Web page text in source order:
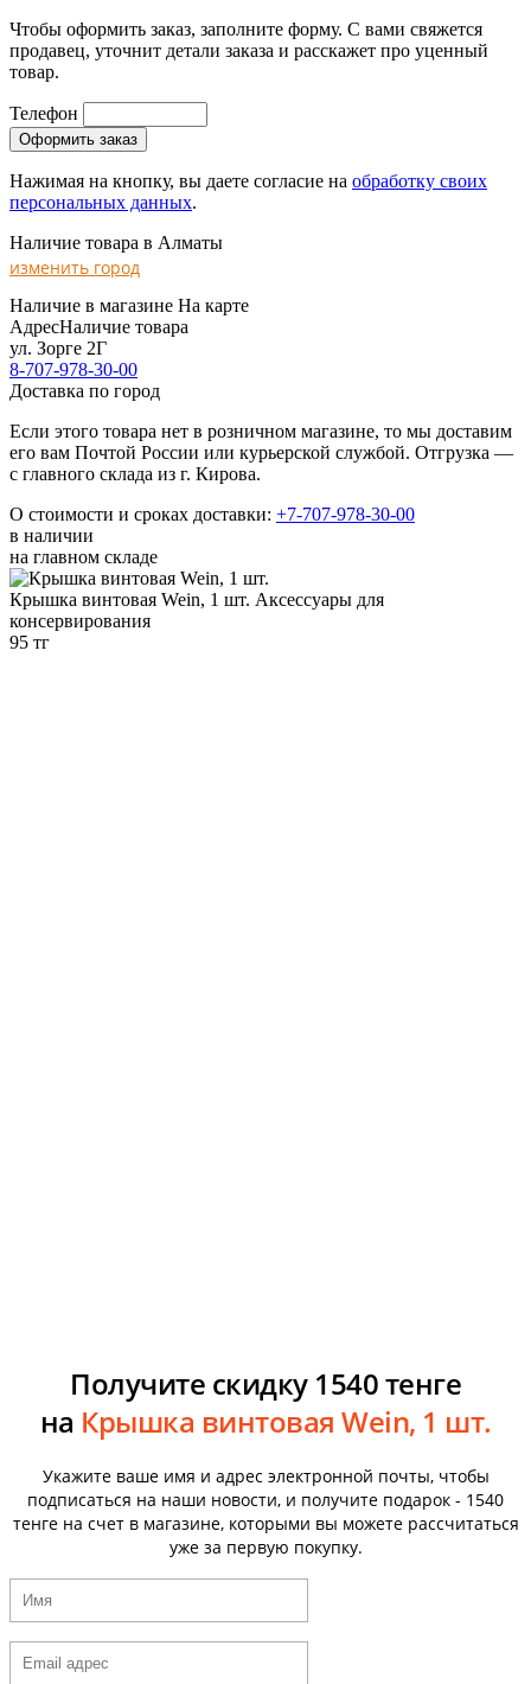
Чтобы оформить заказ, заполните форму. С вами свяжется
продавец, уточнит детали заказа и расскажет про уценный
товар.
Телефон
Нажимая на кнопку, вы даете согласие на обработку своих
персональных данных.
Наличие товара в Алматы
изменить город
Наличие в магазине На карте
АдресНаличие товара
ул. Зорге 2Г
8-707-978-30-00
Доставка по город
Если этого товара нет в розничном магазине, то мы доставим
его вам Почтой России или курьерской службой. Отгрузка —
с главного склада из г. Кирова.
О стоимости и сроках доставки: +7-707-978-30-00
в наличии
на главном складе
Крышка винтовая Wein, 1 шт. Аксессуары для
консервирования
95 тг
Получите скидку 1540 тенге
на Крышка винтовая Wein, 1 шт.
Укажите ваше имя и адрес электронной почты, чтобы
подписаться на наши новости, и получите подарок - 1540
тенге на счет в магазине, которыми вы можете рассчитаться
уже за первую покупку.